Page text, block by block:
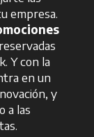
empresa.
Y con la
en un
y
a las